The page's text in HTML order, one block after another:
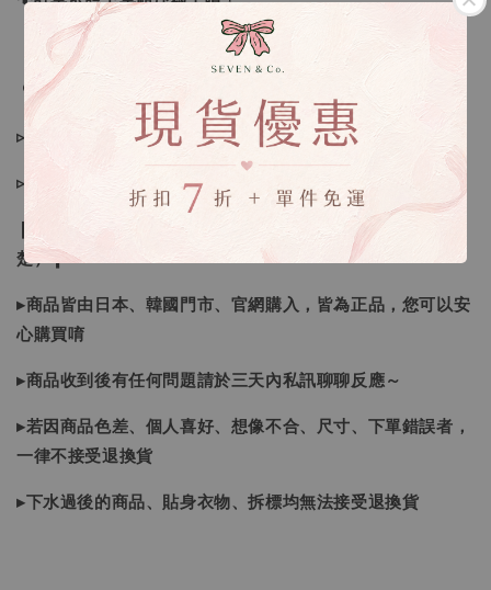
🔍IG搜尋：Sevenjewelry.co
▹現貨商品１～３日內寄出
▹預購商品７～２１日（不含假日）寄出，如遇缺貨請見諒！
❙ 本賣場不接受下標後要求取消訂單（下標前請三思與看清
楚）❙
▸商品皆由日本、韓國門市、官網購入，皆為正品，您可以安
心購買唷
▸商品收到後有任何問題請於三天內私訊聊聊反應～
▸若因商品色差、個人喜好、想像不合、尺寸、下單錯誤者，
一律不接受退換貨
▸下水過後的商品、貼身衣物、拆標均無法接受退換貨